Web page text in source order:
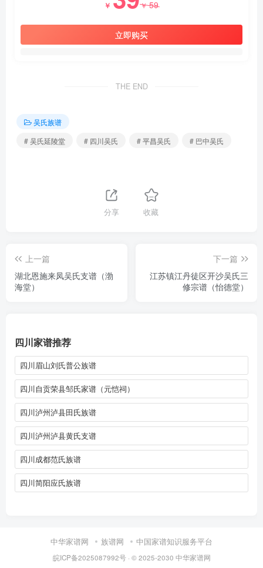
￥ ￥59
立即购买
THE END
吴氏族谱
# 吴氏延陵堂
# 四川吴氏 # 平昌吴氏 # 巴中吴氏
分享 收藏
上一篇
湖北恩施来凤吴氏支谱（渤
海堂）
下一篇
江苏镇江丹徒区开沙吴氏三
修宗谱（怡德堂）
四川家谱推荐
四川眉山刘氏普公族谱
四川自贡荣县邹氏家谱（元恺祠）
四川泸州泸县田氏族谱
四川泸州泸县黄氏支谱
四川成都范氏族谱
四川简阳应氏族谱
中华家谱网 族谱网 中国家谱知识服务平台
皖ICP备2025087992号· © 2025-2030 中华家谱网